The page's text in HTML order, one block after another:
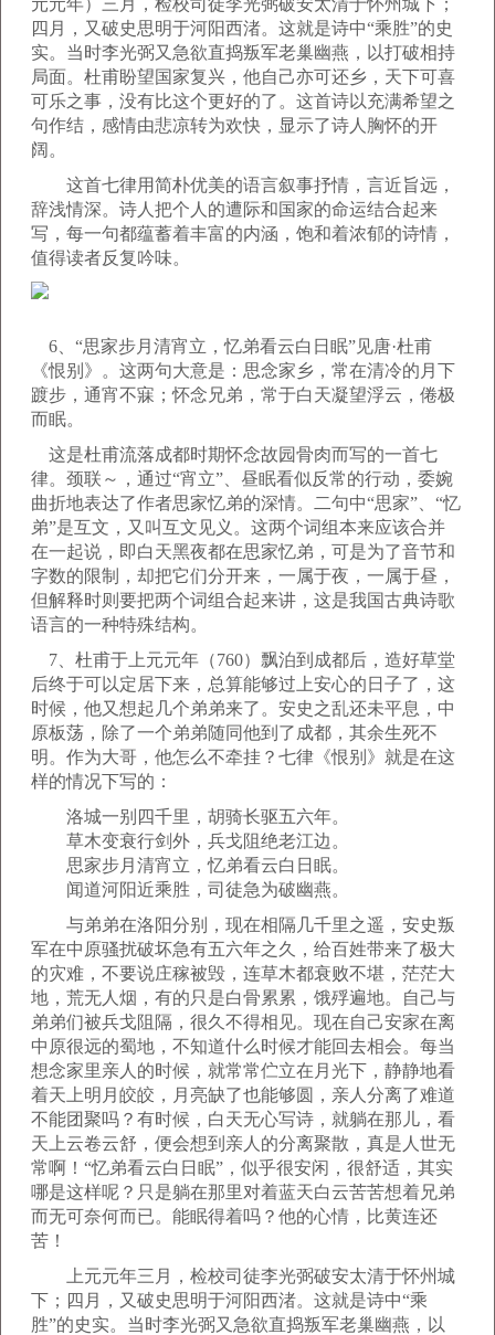
元元年）三月，检校司徒李光弼破安太清于怀州城下；
四月，又破史思明于河阳西渚。这就是诗中“乘胜”的史
实。当时李光弼又急欲直捣叛军老巢幽燕，以打破相持
局面。杜甫盼望国家复兴，他自己亦可还乡，天下可喜
可乐之事，没有比这个更好的了。这首诗以充满希望之
句作结，感情由悲凉转为欢快，显示了诗人胸怀的开
阔。
这首七律用简朴优美的语言叙事抒情，言近旨远，
辞浅情深。诗人把个人的遭际和国家的命运结合起来
写，每一句都蕴蓄着丰富的内涵，饱和着浓郁的诗情，
值得读者反复吟味。
6、“思家步月清宵立，忆弟看云白日眠”见唐·杜甫
《恨别》。这两句大意是：思念家乡，常在清冷的月下
踱步，通宵不寐；怀念兄弟，常于白天凝望浮云，倦极
而眠。
这是杜甫流落成都时期怀念故园骨肉而写的一首七
律。颈联～，通过“宵立”、昼眠看似反常的行动，委婉
曲折地表达了作者思家忆弟的深情。二句中“思家”、“忆
弟”是互文，又叫互文见义。这两个词组本来应该合并
在一起说，即白天黑夜都在思家忆弟，可是为了音节和
字数的限制，却把它们分开来，一属于夜，一属于昼，
但解释时则要把两个词组合起来讲，这是我国古典诗歌
语言的一种特殊结构。
7、杜甫于上元元年（760）飘泊到成都后，造好草堂
后终于可以定居下来，总算能够过上安心的日子了，这
时候，他又想起几个弟弟来了。安史之乱还未平息，中
原板荡，除了一个弟弟随同他到了成都，其余生死不
明。作为大哥，他怎么不牵挂？七律《恨别》就是在这
样的情况下写的：
洛城一别四千里，胡骑长驱五六年。
草木变衰行剑外，兵戈阻绝老江边。
思家步月清宵立，忆弟看云白日眠。
闻道河阳近乘胜，司徒急为破幽燕。
与弟弟在洛阳分别，现在相隔几千里之遥，安史叛
军在中原骚扰破坏急有五六年之久，给百姓带来了极大
的灾难，不要说庄稼被毁，连草木都衰败不堪，茫茫大
地，荒无人烟，有的只是白骨累累，饿殍遍地。自己与
弟弟们被兵戈阻隔，很久不得相见。现在自己安家在离
中原很远的蜀地，不知道什么时候才能回去相会。每当
想念家里亲人的时候，就常常伫立在月光下，静静地看
着天上明月皎皎，月亮缺了也能够圆，亲人分离了难道
不能团聚吗？有时候，白天无心写诗，就躺在那儿，看
天上云卷云舒，便会想到亲人的分离聚散，真是人世无
常啊！“忆弟看云白日眠”，似乎很安闲，很舒适，其实
哪是这样呢？只是躺在那里对着蓝天白云苦苦想着兄弟
而无可奈何而已。能眠得着吗？他的心情，比黄连还
苦！
上元元年三月，检校司徒李光弼破安太清于怀州城
下；四月，又破史思明于河阳西渚。这就是诗中“乘
胜”的史实。当时李光弼又急欲直捣叛军老巢幽燕，以